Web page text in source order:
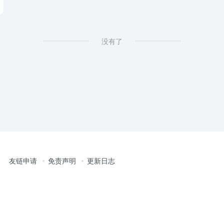
没有了
友链申请 免责声明 更新日志